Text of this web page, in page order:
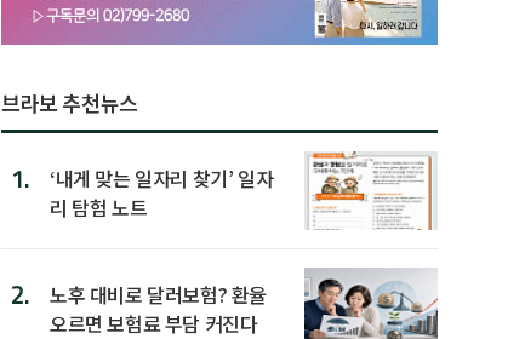
브라보 추천뉴스
1.
‘내게 맞는 일자리 찾기’ 일자
리 탐험 노트
2.
노후 대비로 달러보험? 환율
오르면 보험료 부담 커진다